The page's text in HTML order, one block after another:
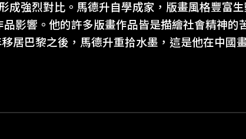
成強烈對比。馬德升自學成家，版畫風格豐富
影響。他的許多版畫作品皆是描繪社會精神的
居巴黎之後，馬德升重拾水墨，這是他在中國